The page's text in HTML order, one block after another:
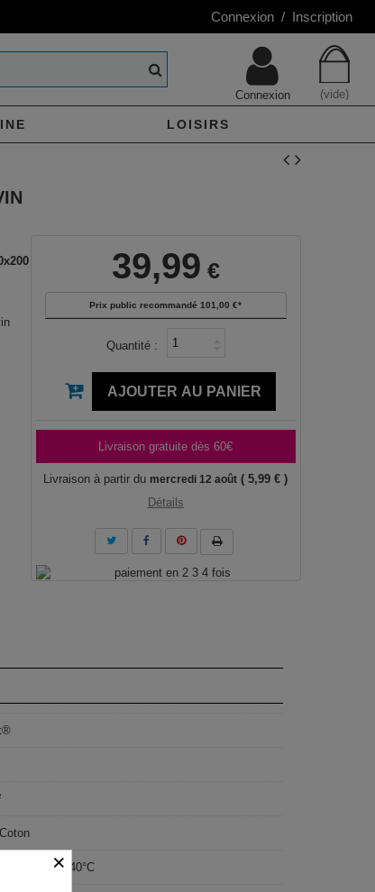
Connexion / Inscription
(vide)
Connexion
LOISIRS
39,99 €
Prix public recommandé 101,00 €*
Quantité :
AJOUTER AU PANIER
Livraison gratuite dès 60€
Livraison à partir du mercredi 12 août ( 5,99 € )
Détails
machine à 40°C
×